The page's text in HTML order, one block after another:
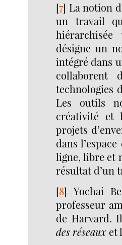
[7] La notion
un travail
désigne un
intégré dans
collaborent
technologies
Les outils
créativité et
projets
dans
ligne, libre et
résultat d’un
[8]Yochai
professeur
de Harvard.
des réseaux et